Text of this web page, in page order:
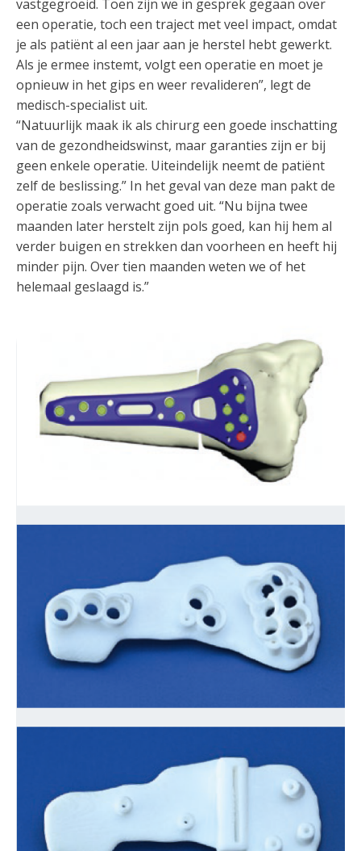
vastgegroeid. Toen zijn we in gesprek gegaan over
een operatie, toch een traject met veel impact, omdat
je als patiënt al een jaar aan je herstel hebt gewerkt.
Als je ermee instemt, volgt een operatie en moet je
opnieuw in het gips en weer revalideren”, legt de
medisch-specialist uit.
“Natuurlijk maak ik als chirurg een goede inschatting
van de gezondheidswinst, maar garanties zijn er bij
geen enkele operatie. Uiteindelijk neemt de patiënt
zelf de beslissing.” In het geval van deze man pakt de
operatie zoals verwacht goed uit. “Nu bijna twee
maanden later herstelt zijn pols goed, kan hij hem al
verder buigen en strekken dan voorheen en heeft hij
minder pijn. Over tien maanden weten we of het
helemaal geslaagd is.”